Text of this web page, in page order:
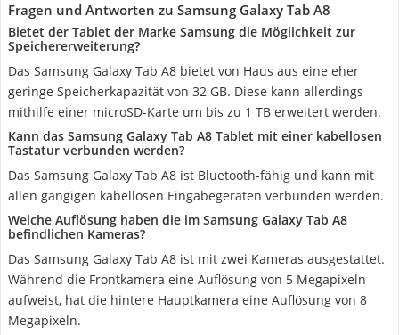
Fragen und Antworten zu Samsung Galaxy Tab A8
Bietet der Tablet der Marke Samsung die Möglichkeit zur
Speichererweiterung?
Das Samsung Galaxy Tab A8 bietet von Haus aus eine eher
geringe Speicherkapazität von 32 GB. Diese kann allerdings
mithilfe einer microSD-Karte um bis zu 1 TB erweitert werden.
Kann das Samsung Galaxy Tab A8 Tablet mit einer kabellosen
Tastatur verbunden werden?
Das Samsung Galaxy Tab A8 ‎ist Bluetooth-fähig und kann mit
allen gängigen kabellosen Eingabegeräten verbunden werden.
Welche Auflösung haben die im Samsung Galaxy Tab A8
befindlichen Kameras?
Das Samsung Galaxy Tab A8 ist mit zwei Kameras ausgestattet.
Während die Frontkamera eine Auflösung von 5 Megapixeln
aufweist, hat die hintere Hauptkamera eine Auflösung von 8
Megapixeln.